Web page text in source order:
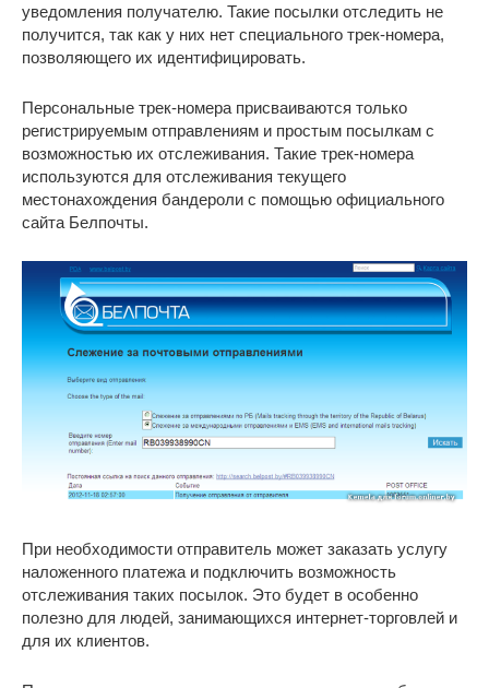
уведомления получателю. Такие посылки отследить не
получится, так как у них нет специального трек-номера,
позволяющего их идентифицировать.
Персональные трек-номера присваиваются только
регистрируемым отправлениям и простым посылкам с
возможностью их отслеживания. Такие трек-номера
используются для отслеживания текущего
местонахождения бандероли с помощью официального
сайта Белпочты.
При необходимости отправитель может заказать услугу
наложенного платежа и подключить возможность
отслеживания таких посылок. Это будет в особенно
полезно для людей, занимающихся интернет-торговлей и
для их клиентов.